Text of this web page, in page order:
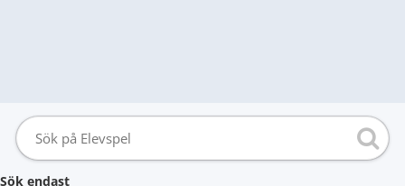
Sök endast